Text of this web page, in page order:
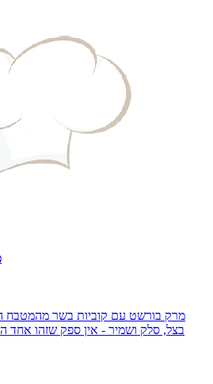
מרק בורשט עם קוביות בשר מהמטבח
בצל, סלק ושמיר - אין ספק שזהו אחד